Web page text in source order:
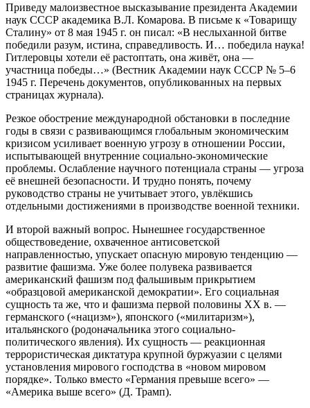
Приведу малоизвестное высказывание президента Академии
наук СССР академика В.Л. Комарова. В письме к «Товарищу
Сталину» от 8 мая 1945 г. он писал: «В неслыханной битве
победили разум, истина, справедливость. И… победила наука!
Гитлеровцы хотели её растоптать, она живёт, она —
участница победы…» (Вестник Академии наук СССР № 5–6
1945 г. Перечень документов, опубликованных на первых
страницах журнала).
Резкое обострение международной обстановки в последние
годы в связи с развивающимся глобальным экономическим
кризисом усиливает военную угрозу в отношении России,
испытывающей внутренние социально-экономи­ческие
проблемы. Ослабление научного потенциала страны — угроза
её внешней безопасности. И трудно понять, почему
руководство страны не учитывает этого, увлёкшись
отдельными достижениями в производстве военной техники.
И второй важный вопрос. Нынешнее государственное
обществоведение, охваченное антисоветской
направленностью, упускает опасную мировую тенденцию —
развитие фашизма. Уже более полувека развивается
американский фашизм под фальшивым прикрытием
«образцовой американской демократии». Его социальная
сущность та же, что и фашизма первой половины XX в. —
германского («нацизм»), японского («милитаризм»),
итальянского (родоначальника этого социально-
политического явления). Их сущность — реакционная
террористическая диктатура крупной буржуазии с целями
установления мирового господства в «новом мировом
порядке». Только вместо «Германия превыше всего» —
«Америка выше всего» (Д. Трамп).